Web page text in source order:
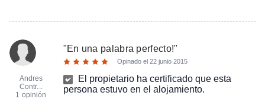
Andres
Contr...
1 opinión
"En una palabra perfecto!"
Opinado el 22 junio 2015
El propietario ha certificado que esta
persona estuvo en el alojamiento.